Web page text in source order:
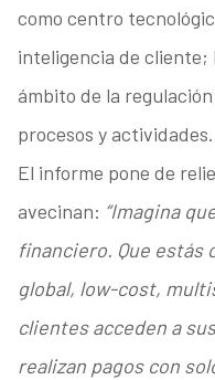
como centro
inteligencia de cliente;
ámbito de la
procesos y actividades.
El informe pone de
avecinan: “Imagina
financiero. Que estás
global, low-cost,
clientes acceden a
realizan pagos con